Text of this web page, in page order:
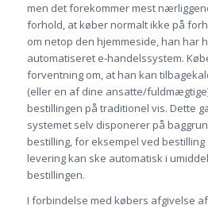
men det forekommer mest
forhold, at køber normalt ikke på
om netop den hjemmeside, han har
automatiseret e-handelssystem.
forventning om, at han kan
(eller en af dine ansatte/
bestillingen på traditionel vis. Dette
systemet selv disponerer på
bestilling, for eksempel ved
levering kan ske automatisk i
bestillingen.
I forbindelse med købers afgivelse